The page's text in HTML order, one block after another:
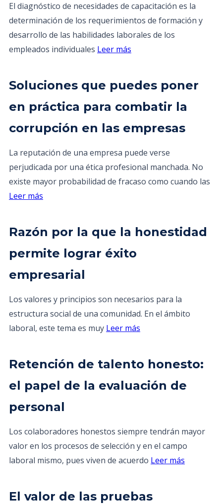
El diagnóstico de necesidades de capacitación es la
determinación de los requerimientos de formación y
desarrollo de las habilidades laborales de los
empleados individuales Leer más
Soluciones que puedes poner
en práctica para combatir la
corrupción en las empresas
La reputación de una empresa puede verse
perjudicada por una ética profesional manchada. No
existe mayor probabilidad de fracaso como cuando las
Leer más
Razón por la que la honestidad
permite lograr éxito
empresarial
Los valores y principios son necesarios para la
estructura social de una comunidad. En el ámbito
laboral, este tema es muy Leer más
Retención de talento honesto:
el papel de la evaluación de
personal
Los colaboradores honestos siempre tendrán mayor
valor en los procesos de selección y en el campo
laboral mismo, pues viven de acuerdo Leer más
El valor de las pruebas